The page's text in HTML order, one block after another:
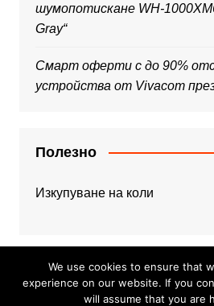
шумопотискане WH-
Gray“
Смарт оферти с до 90%
устройства от Vivacom
Полезно
Изкупуване на коли
We use cookies to ensure that
experience on our website. If you
will assume that you are